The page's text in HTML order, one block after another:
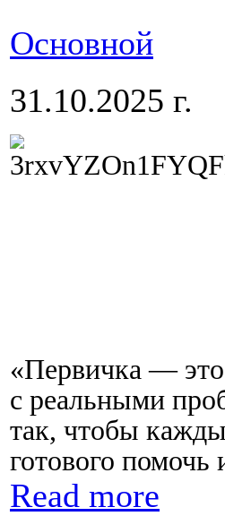
Основной
31.10.2025 г.
«Первичка — это
с реальными
так, чтобы
готового помочь
Read more